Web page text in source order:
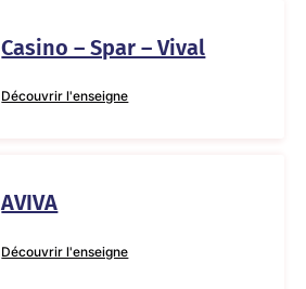
Casino – Spar – Vival
Découvrir l'enseigne
AVIVA
Découvrir l'enseigne